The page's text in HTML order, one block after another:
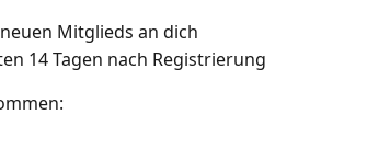
Mitglieds an dich
14 Tagen nach Registrierung